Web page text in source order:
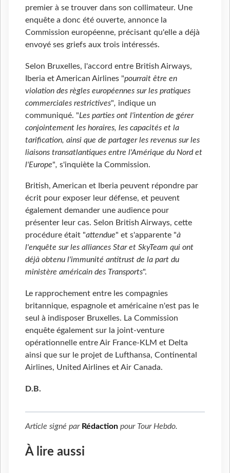
premier à se trouver dans son collimateur. Une
enquête a donc été ouverte, annonce la
Commission européenne, précisant qu'elle a déjà
envoyé ses griefs aux trois intéressés.
Selon Bruxelles, l'accord entre British Airways,
Iberia et American Airlines "pourrait être en
violation des règles européennes sur les pratiques
commerciales restrictives", indique un
communiqué. "Les parties ont l'intention de gérer
conjointement les horaires, les capacités et la
tarification, ainsi que de partager les revenus sur les
liaisons transatlantiques entre l'Amérique du Nord et
l'Europe", s'inquiète la Commission.
British, American et Iberia peuvent répondre par
écrit pour exposer leur défense, et peuvent
également demander une audience pour
présenter leur cas. Selon British Airways, cette
procédure était "attendue" et s'apparente "à
l'enquête sur les alliances Star et SkyTeam qui ont
déjà obtenu l'immunité antitrust de la part du
ministère américain des Transports".
Le rapprochement entre les compagnies
britannique, espagnole et américaine n'est pas le
seul à indisposer Bruxelles. La Commission
enquête également sur la joint-venture
opérationnelle entre Air France-KLM et Delta
ainsi que sur le projet de Lufthansa, Continental
Airlines, United Airlines et Air Canada.
D.B.
Article signé par Rédaction pour Tour Hebdo.
À lire aussi